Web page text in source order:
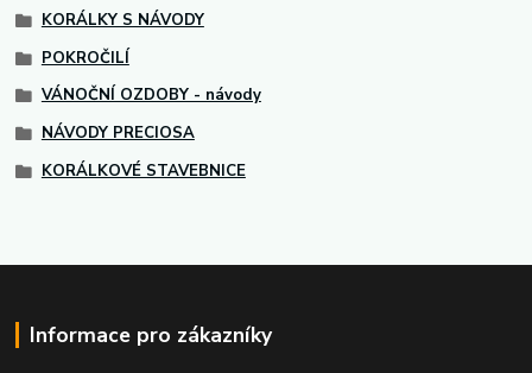
KORÁLKY S NÁVODY
POKROČILÍ
VÁNOČNÍ OZDOBY - návody
NÁVODY PRECIOSA
KORÁLKOVÉ STAVEBNICE
Informace pro zákazníky